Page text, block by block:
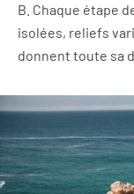
B. Chaque étape
isolées, reliefs
donnent toute sa